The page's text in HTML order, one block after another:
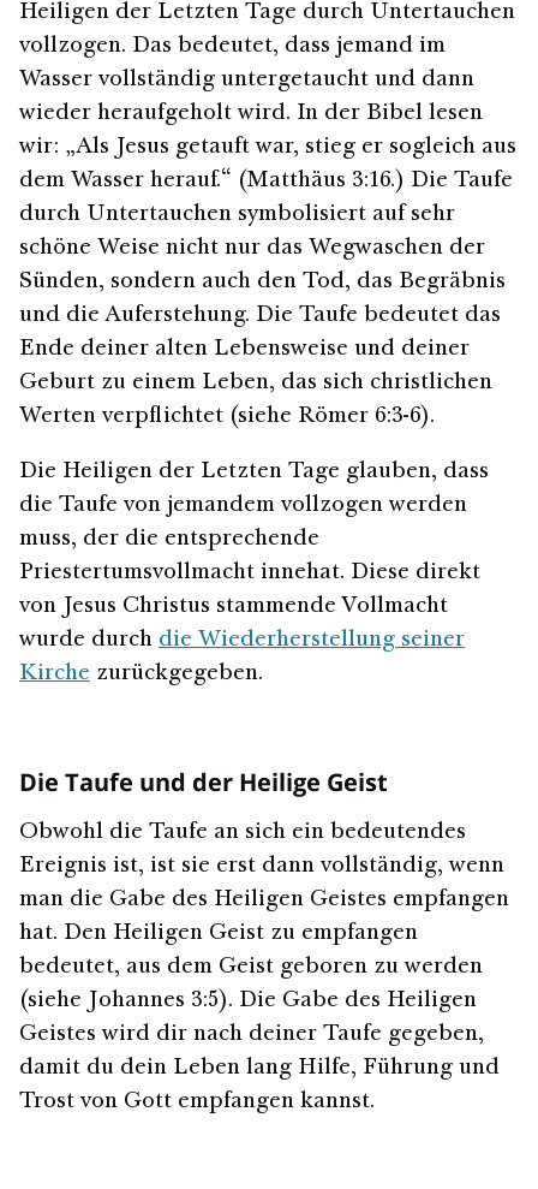
Heiligen der Letzten Tage durch Untertauchen
vollzogen. Das bedeutet, dass jemand im
Wasser vollständig untergetaucht und dann
wieder heraufgeholt wird. In der Bibel lesen
wir: „Als Jesus getauft war, stieg er sogleich aus
dem Wasser herauf.“ (Matthäus 3:16.) Die Taufe
durch Untertauchen symbolisiert auf sehr
schöne Weise nicht nur das Wegwaschen der
Sünden, sondern auch den Tod, das Begräbnis
und die Auferstehung. Die Taufe bedeutet das
Ende deiner alten Lebensweise und deiner
Geburt zu einem Leben, das sich christlichen
Werten verpflichtet (siehe Römer 6:3-6).
Die Heiligen der Letzten Tage glauben, dass
die Taufe von jemandem vollzogen werden
muss, der die entsprechende
Priestertumsvollmacht innehat. Diese direkt
von Jesus Christus stammende Vollmacht
wurde durch die Wiederherstellung seiner
Kirche zurückgegeben.
Die Taufe und der Heilige Geist
Obwohl die Taufe an sich ein bedeutendes
Ereignis ist, ist sie erst dann vollständig, wenn
man die Gabe des Heiligen Geistes empfangen
hat. Den Heiligen Geist zu empfangen
bedeutet, aus dem Geist geboren zu werden
(siehe Johannes 3:5). Die Gabe des Heiligen
Geistes wird dir nach deiner Taufe gegeben,
damit du dein Leben lang Hilfe, Führung und
Trost von Gott empfangen kannst.